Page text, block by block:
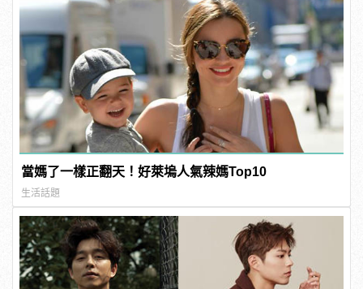
當媽了一樣正翻天！好萊塢人氣辣媽Top10
生活話題